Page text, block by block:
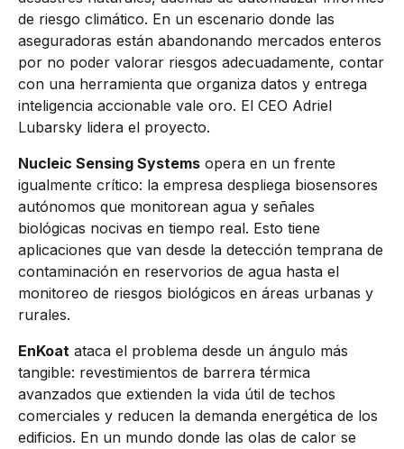
de riesgo climático. En un escenario donde las
aseguradoras están abandonando mercados enteros
por no poder valorar riesgos adecuadamente, contar
con una herramienta que organiza datos y entrega
inteligencia accionable vale oro. El CEO Adriel
Lubarsky lidera el proyecto.
Nucleic Sensing Systems opera en un frente
igualmente crítico: la empresa despliega biosensores
autónomos que monitorean agua y señales
biológicas nocivas en tiempo real. Esto tiene
aplicaciones que van desde la detección temprana de
contaminación en reservorios de agua hasta el
monitoreo de riesgos biológicos en áreas urbanas y
rurales.
EnKoat ataca el problema desde un ángulo más
tangible: revestimientos de barrera térmica
avanzados que extienden la vida útil de techos
comerciales y reducen la demanda energética de los
edificios. En un mundo donde las olas de calor se